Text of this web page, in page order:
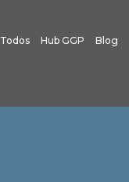
Hub GGP Blog